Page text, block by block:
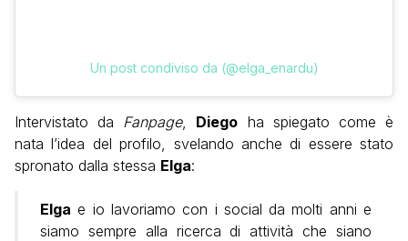
Un post condiviso da (@elga_enardu)
Intervistato da Fanpage, Diego ha spiegato come è
nata l’idea del profilo, svelando anche di essere stato
spronato dalla stessa Elga:
Elga e io lavoriamo con i social da molti anni e
siamo sempre alla ricerca di attività che siano